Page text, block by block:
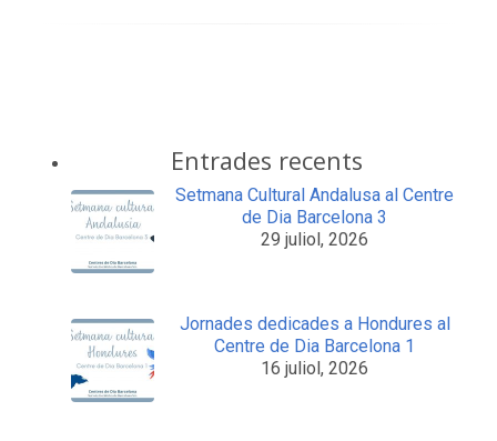
Entrades recents
Setmana Cultural Andalusa al Centre
de Dia Barcelona 3
29 juliol, 2026
Jornades dedicades a Hondures al
Centre de Dia Barcelona 1
16 juliol, 2026